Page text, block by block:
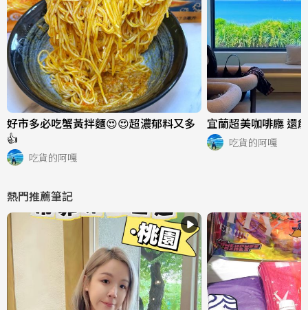
好市多必吃蟹黃拌麵😍😍超濃郁料又多
👍
吃貨的阿嘎
宜蘭超美咖啡廳 還
吃貨的阿嘎
熱門推薦筆記